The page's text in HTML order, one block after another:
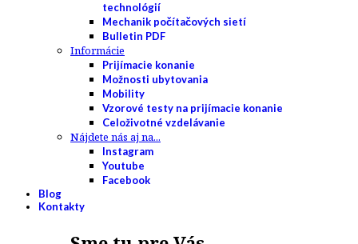
technológií
Mechanik počítačových sietí
Bulletin PDF
Informácie
Prijímacie konanie
Možnosti ubytovania
Mobility
Vzorové testy na prijímacie konanie
Celoživotné vzdelávanie
Nájdete nás aj na...
Instagram
Youtube
Facebook
Blog
Kontakty